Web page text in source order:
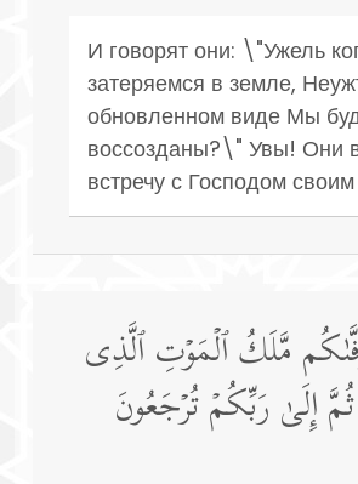
И говорят они: \"Ужель
затеряемся в земле,
обновленном виде Мы
воссозданы?\" Увы! Они
встречу с Господом
مَّلَكُ ٱلۡمَوۡتِ ٱلَّذِی
إِلَىٰ رَبِّكُمۡ تُرۡجَعُونَ